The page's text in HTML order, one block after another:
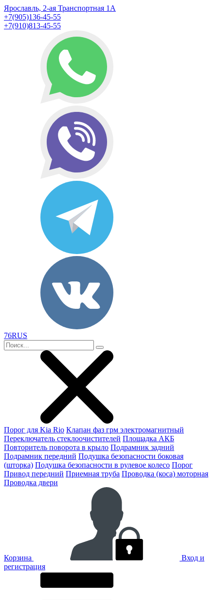
Ярославль, 2-ая Транспортная 1А
+7(905)136-45-55
+7(910)813-45-55
76RUS
Порог для Kia Rio Клапан фаз грм электромагнитный
Переключатель стеклоочистителей Площадка АКБ
Повторитель поворота в крыло Подрамник задний
Подрамник передний Подушка безопасности боковая
(шторка) Подушка безопасности в рулевое колесо Порог
Привод передний Приемная труба Проводка (коса) моторная
Проводка двери
Корзина
Вход и
регистрация